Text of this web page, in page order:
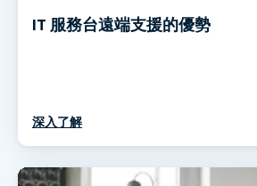
IT 服務台遠端支援的優勢
深入了解